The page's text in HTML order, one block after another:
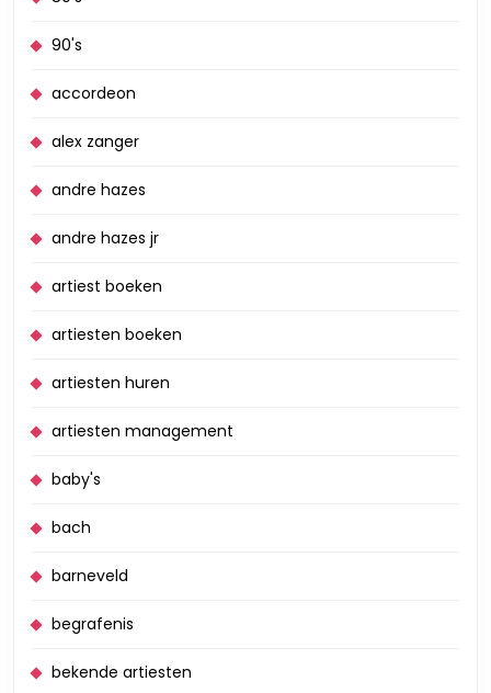
90's
accordeon
alex zanger
andre hazes
andre hazes jr
artiest boeken
artiesten boeken
artiesten huren
artiesten management
baby's
bach
barneveld
begrafenis
bekende artiesten